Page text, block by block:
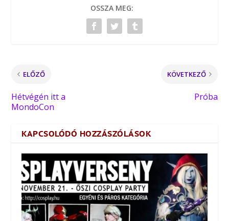
OSSZA MEG:
ELŐZŐ
Hétvégén itt a
MondoCon
KÖVETKEZŐ
Próba
KAPCSOLÓDÓ HOZZÁSZÓLÁSOK